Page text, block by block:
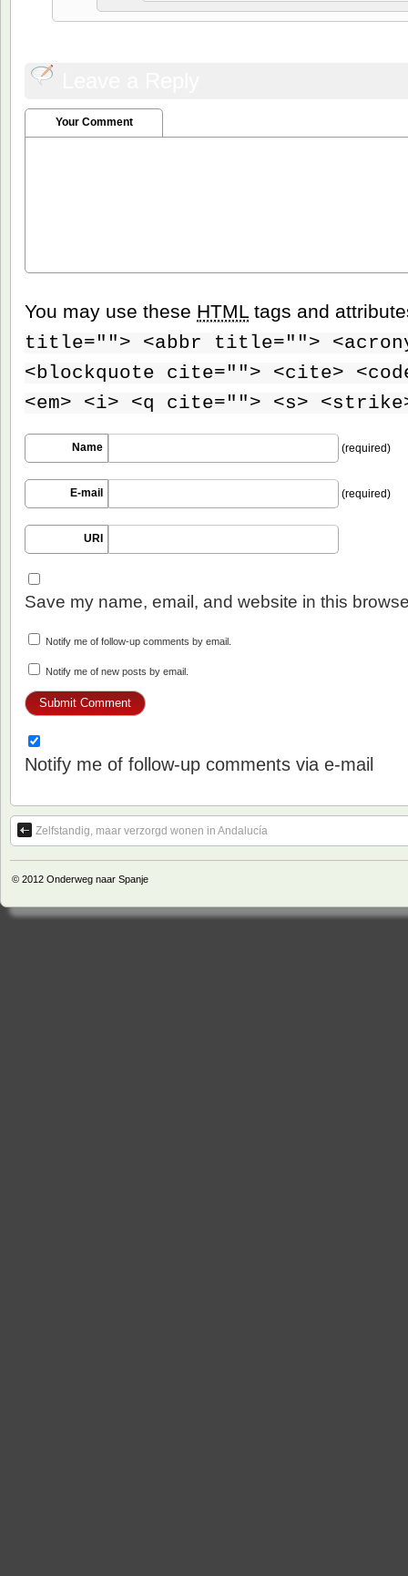
Your Comment
You may use these HTML tags and
title=""> <abbr title="">
<blockquote cite=""> <cite>
<em> <i> <q cite=""> <s>
Name (required)
E-mail (required)
URI
Save my name, email, and website in this
Notify me of follow-up comments by email.
Notify me of new posts by email.
Notify me of follow-up comments via e-mail
Zelfstandig, maar verzorgd wonen in Andalucía
© 2012 Onderweg naar Spanje